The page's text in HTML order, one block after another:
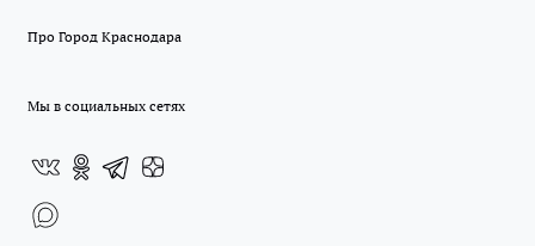
Про Город Краснодара
Мы в социальных сетях